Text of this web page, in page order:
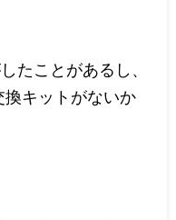
たことがあるし、
キットがないか